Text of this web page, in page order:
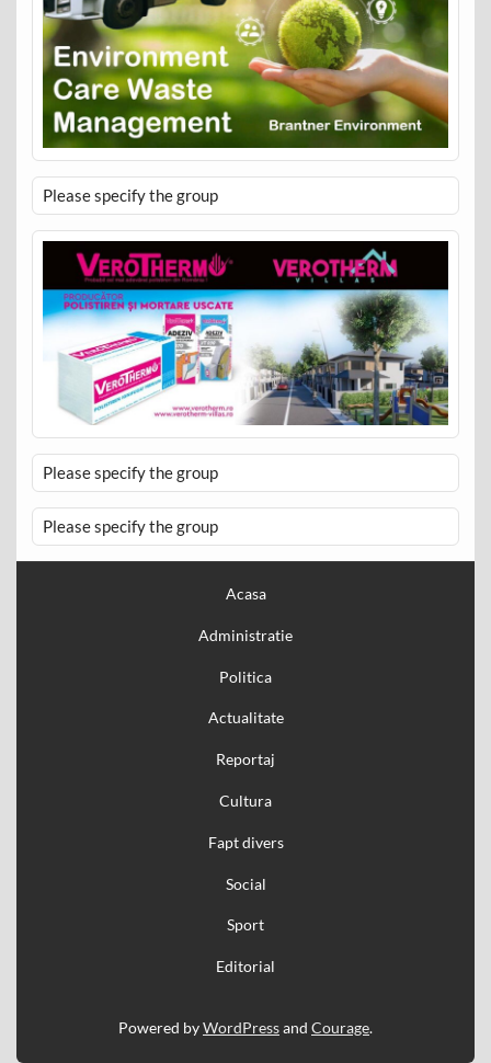
Please specify the group
Please specify the group
Please specify the group
Acasa
Administratie
Politica
Actualitate
Reportaj
Cultura
Fapt divers
Social
Sport
Editorial
Powered byWordPressand Courage.